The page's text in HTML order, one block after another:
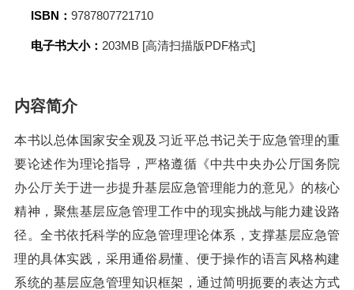
ISBN： 9787807721710
电子书大小： 203MB [高清扫描版PDF格式]
内容简介
本书以总体国家安全观及习近平总书记关于应急管理的重
要论述作为理论指导，严格遵循《中共中央办公厅国务院
办公厅关于进一步提升基层应急管理能力的意见》的核心
精神，聚焦基层应急管理工作中的现实挑战与能力建设路
径。全书依托科学的应急管理理论体系，支撑基层应急管
理的具体实践，采用通俗易懂、便于操作的语言风格构建
系统的基层应急管理知识框架，通过简明扼要的表达方式